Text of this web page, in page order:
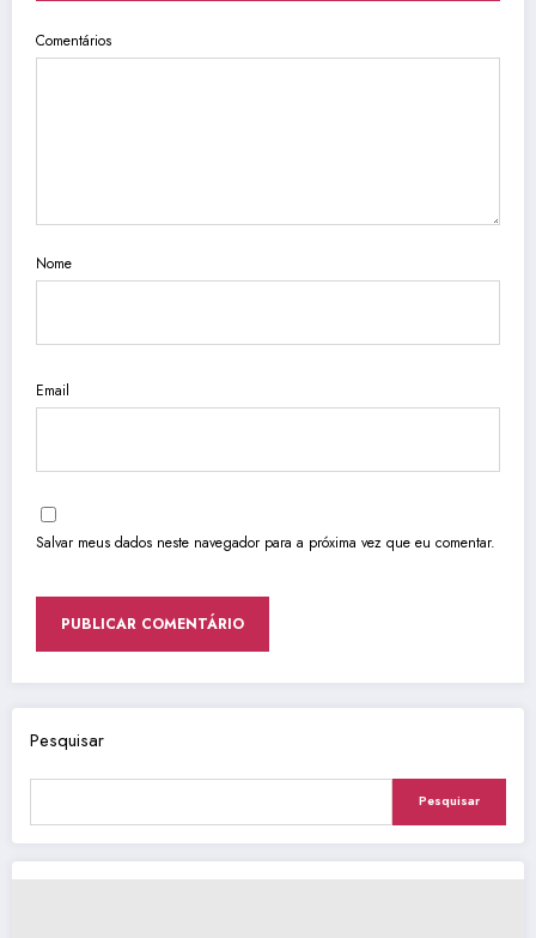
Comentários
Nome
Email
Salvar meus dados neste navegador para a próxima vez que eu comentar.
Pesquisar
Pesquisar